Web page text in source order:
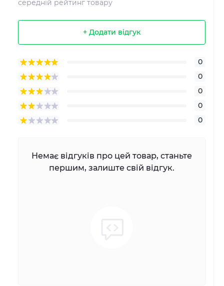
середній рейтинг товару
+ Додати відгук
0
0
0
0
0
Немає відгуків про цей товар, станьте
першим, залиште свій відгук.